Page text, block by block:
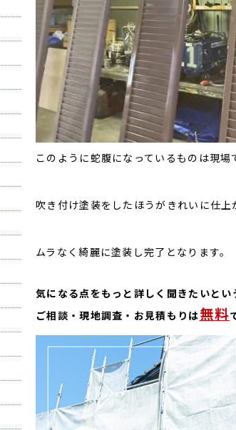
このように蛇腹になっているものは現場
吹き付け塗装をしたほうがきれいに仕上
ムラなく綺麗に塗装し完了となります。
気になる点をもっと詳しく聞きたいとい
ご相談・現地調査・お見積もりは無料